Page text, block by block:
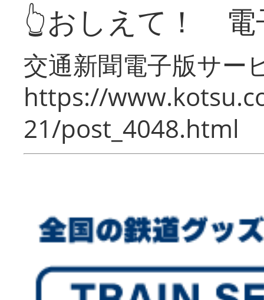
👆おしえて！ 電
交通新聞電子版サー
https://
21/post_4048.html